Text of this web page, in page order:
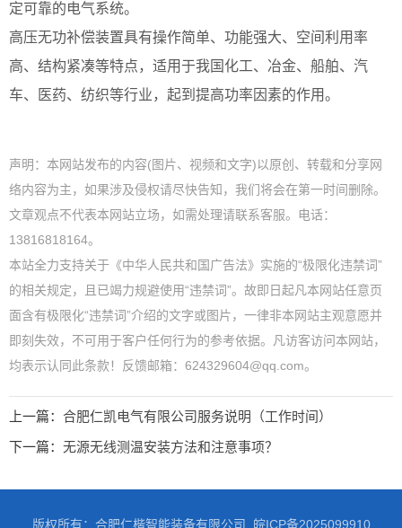
定可靠的电气系统。
高压无功补偿装置具有操作简单、功能强大、空间利用率
高、结构紧凑等特点，适用于我国化工、冶金、船舶、汽
车、医药、纺织等行业，起到提高功率因素的作用。
声明：本网站发布的内容(图片、视频和文字)以原创、转载和分享网
络内容为主，如果涉及侵权请尽快告知，我们将会在第一时间删除。
文章观点不代表本网站立场，如需处理请联系客服。电话：
13816818164。
本站全力支持关于《中华人民共和国广告法》实施的“极限化违禁词”
的相关规定，且已竭力规避使用“违禁词”。故即日起凡本网站任意页
面含有极限化“违禁词”介绍的文字或图片，一律非本网站主观意愿并
即刻失效，不可用于客户任何行为的参考依据。凡访客访问本网站，
均表示认同此条款！反馈邮箱：624329604@qq.com。
上一篇： 合肥仁凯电气有限公司服务说明（工作时间）
下一篇： 无源无线测温安装方法和注意事项？
版权所有：合肥仁楷智能装备有限公司 皖ICP备2025099910